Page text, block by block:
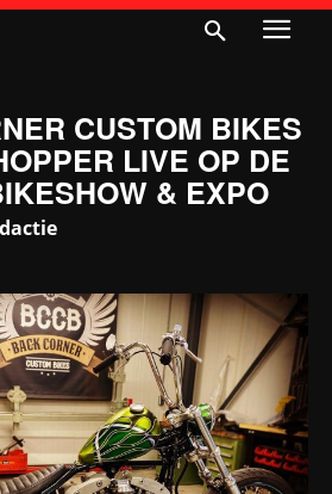
CUSTOM BIKES
LIVE OP DE
& EXPO